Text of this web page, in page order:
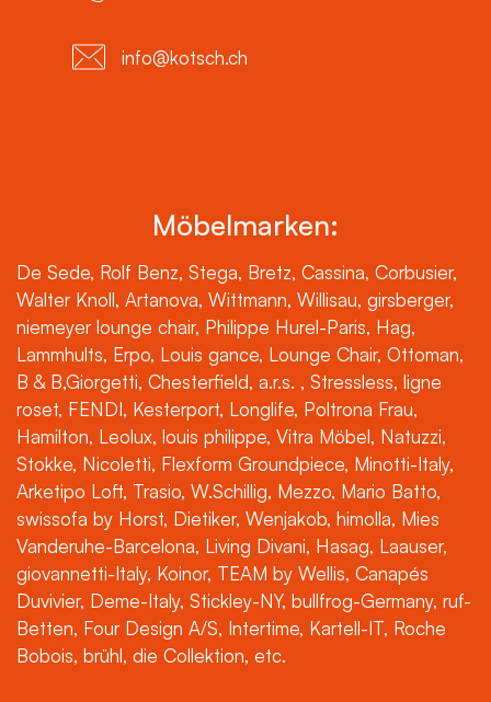
info@kotsch.ch
Möbelmarken:
De Sede, Rolf Benz, Stega, Bretz, Cassina, Corbusier,
Walter Knoll, Artanova, Wittmann, Willisau, girsberger,
niemeyer lounge chair, Philippe Hurel-Paris, Hag,
Lammhults, Erpo, Louis gance, Lounge Chair, Ottoman,
B & B,Giorgetti, Chesterfield, a.r.s. , Stressless, ligne
roset, FENDI, Kesterport, Longlife, Poltrona Frau,
Hamilton, Leolux, louis philippe, Vitra Möbel, Natuzzi,
Stokke, Nicoletti, Flexform Groundpiece, Minotti-Italy,
Arketipo Loft, Trasio, W.Schillig, Mezzo, Mario Batto,
swissofa by Horst, Dietiker, Wenjakob, himolla, Mies
Vanderuhe-Barcelona, Living Divani, Hasag, Laauser,
giovannetti-Italy, Koinor, TEAM by Wellis, Canapés
Duvivier, Deme-Italy, Stickley-NY, bullfrog-Germany, ruf-
Betten, Four Design A/S, Intertime, Kartell-IT, Roche
Bobois, brühl, die Collektion, etc.